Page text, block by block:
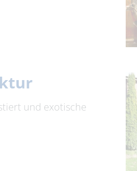
und exotische